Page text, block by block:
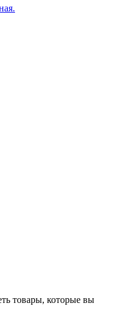
товары, которые вы